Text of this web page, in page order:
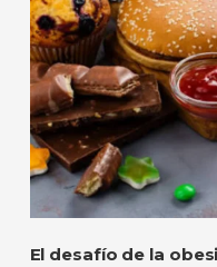
El desafío de la